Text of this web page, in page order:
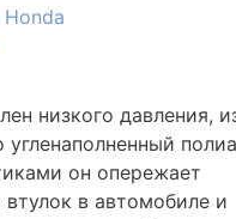
Honda
низкого давления,
угленаполненный
он опережает
в автомобиле и